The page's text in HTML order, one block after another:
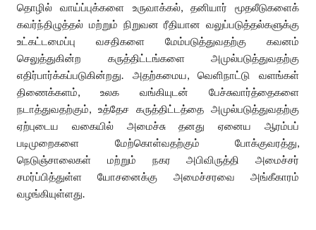
தொழில் வாய்ப்புக்களை உருவாக்கல், தனியார் மூதலீடுகளைக்
கவர்ந்திழுத்தல் மற்றும் நிறுவன ரீதியான வலுப்படுத்தல்களுக்கு
உட்கட்டமைப்பு வசதிகளை மேம்படுத்துவதற்கு கவனம்
செலுத்துகின்ற கருத்திட்டங்களை அமுல்படுத்துவதற்கு
எதிர்பார்க்கப்படுகின்றது. அதற்கமைய, வெளிநாட்டு வளங்கள்
திணைக்களம், உலக வங்கியுடன் பேச்சுவார்த்தைகளை
நடாத்துவதற்கும், உத்தேச கருத்திட்டத்தை அமுல்படுத்துவதற்கு
ஏற்புடைய வகையில் அமைச்சு தனது ஏனைய ஆரம்பப்
படிமுறைகளை மேற்கொள்வதற்கும் போக்குவரத்து,
நெடுஞ்சாலைகள் மற்றும் நகர அபிவிருத்தி அமைச்சர்
சமர்ப்பித்துள்ள யோசனைக்கு அமைச்சரவை அங்கீகாரம்
வழங்கியுள்ளது.